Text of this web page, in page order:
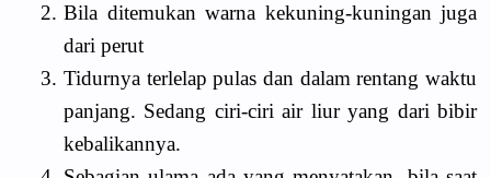
2. Bila ditemukan warna kekuning-kuningan juga
dari perut
3. Tidurnya terlelap pulas dan dalam rentang waktu
panjang. Sedang ciri-ciri air liur yang dari bibir
kebalikannya.